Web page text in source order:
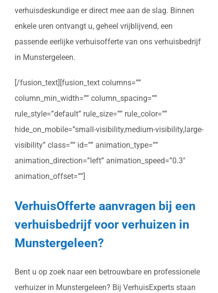
verhuisdeskundige er direct mee aan de slag. Binnen
enkele uren ontvangt u, geheel vrijblijvend, een
passende eerlijke verhuisofferte van ons verhuisbedrijf
in Munstergeleen.
[/fusion_text][fusion_text columns=””
column_min_width=”” column_spacing=””
rule_style=”default” rule_size=”” rule_color=””
hide_on_mobile=”small-visibility,medium-visibility,large-
visibility” class=”” id=”” animation_type=””
animation_direction=”left” animation_speed=”0.3″
animation_offset=””]
VerhuisOfferte aanvragen bij een
verhuisbedrijf voor verhuizen in
Munstergeleen?
Bent u op zoek naar een betrouwbare en professionele
verhuizer in Munstergeleen? Bij VerhuisExperts staan